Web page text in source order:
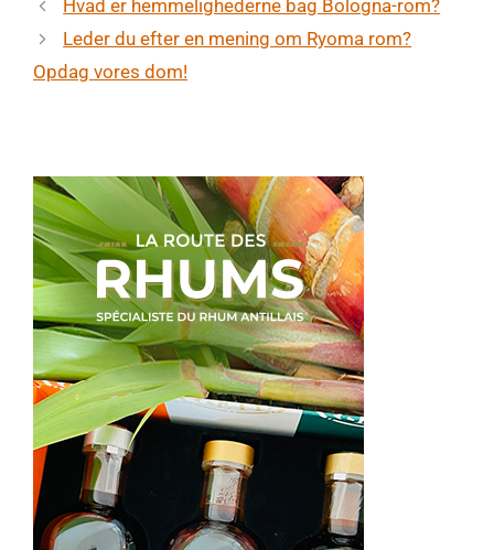
Hvad er hemmelighederne bag Bologna-rom?
Leder du efter en mening om Ryoma rom?
Opdag vores dom!